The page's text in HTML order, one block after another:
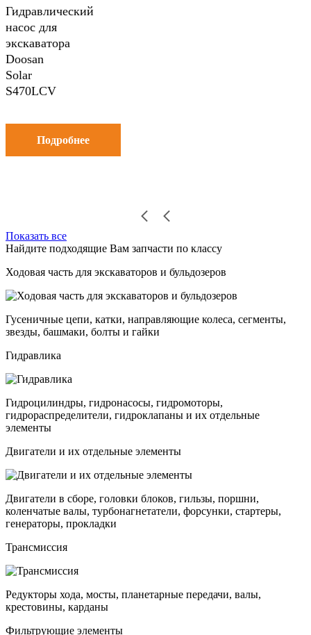
Гидравлический
насос для
экскаватора
Doosan
Solar
S470LCV
Подробнее
Показать все
Найдите подходящие Вам запчасти по классу
Ходовая часть для экскаваторов и бульдозеров
Гусеничные цепи, катки, направляющие колеса, сегменты,
звезды, башмаки, болты и гайки
Гидравлика
Гидроцилиндры, гидронасосы, гидромоторы,
гидрораспределители, гидроклапаны и их отдельные
элементы
Двигатели и их отдельные элементы
Двигатели в сборе, головки блоков, гильзы, поршни,
коленчатые валы, турбонагнетатели, форсунки, стартеры,
генераторы, прокладки
Трансмиссия
Редукторы хода, мосты, планетарные передачи, валы,
крестовины, карданы
Фильтрующие элементы